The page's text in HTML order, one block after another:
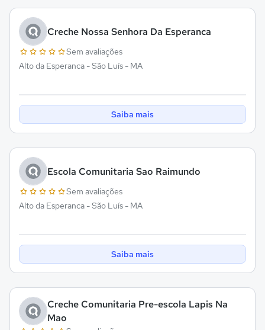
Creche Nossa Senhora Da Esperanca
Sem avaliações
Alto da Esperanca - São Luís - MA
Saiba mais
Escola Comunitaria Sao Raimundo
Sem avaliações
Alto da Esperanca - São Luís - MA
Saiba mais
Creche Comunitaria Pre-escola Lapis Na
Mao